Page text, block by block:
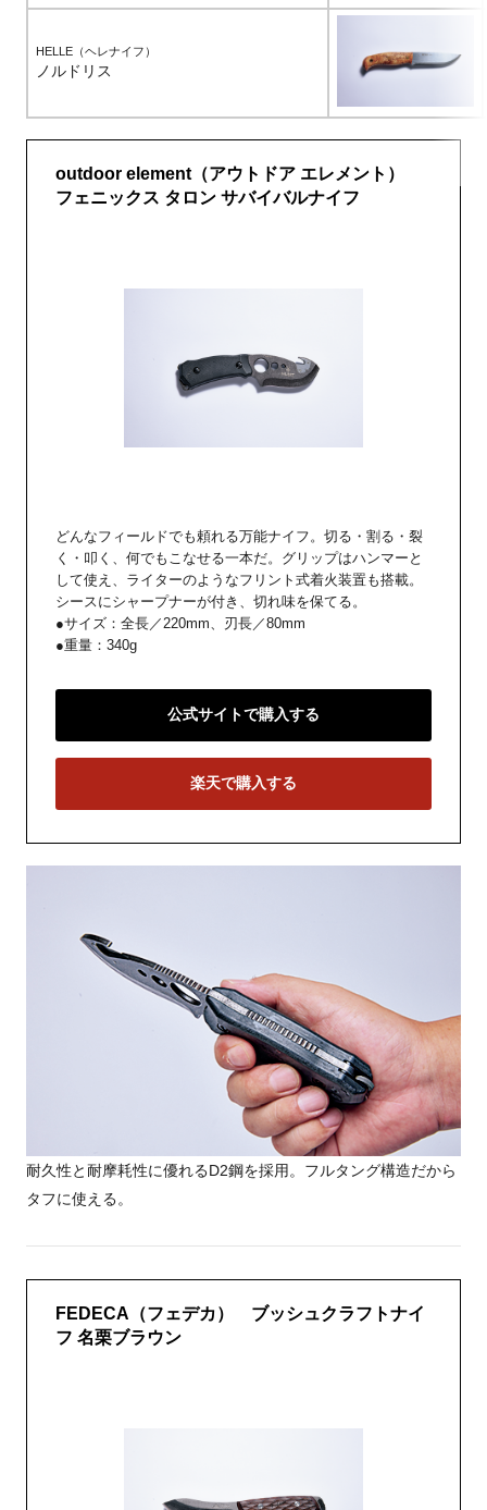
HELLE（ヘレナイフ）
ノルドリス
outdoor element（アウトドア エレメント）
フェニックス タロン サバイバルナイフ
どんなフィールドでも頼れる万能ナイフ。切る・割る・裂
く・叩く、何でもこなせる一本だ。グリップはハンマーと
して使え、ライターのようなフリント式着火装置も搭載。
シースにシャープナーが付き、切れ味を保てる。
●サイズ：全長／220mm、刃長／80mm
●重量：340g
公式サイトで購入する
楽天で購入する
耐久性と耐摩耗性に優れるD2鋼を採用。フルタング構造だから
タフに使える。
FEDECA（フェデカ） ブッシュクラフトナイ
フ 名栗ブラウン